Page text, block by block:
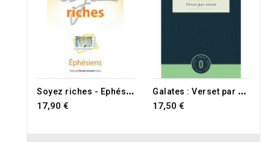
S
oyez riches - Ephésiens
17,90 €
G
alates : Verset par verset
17,50 €